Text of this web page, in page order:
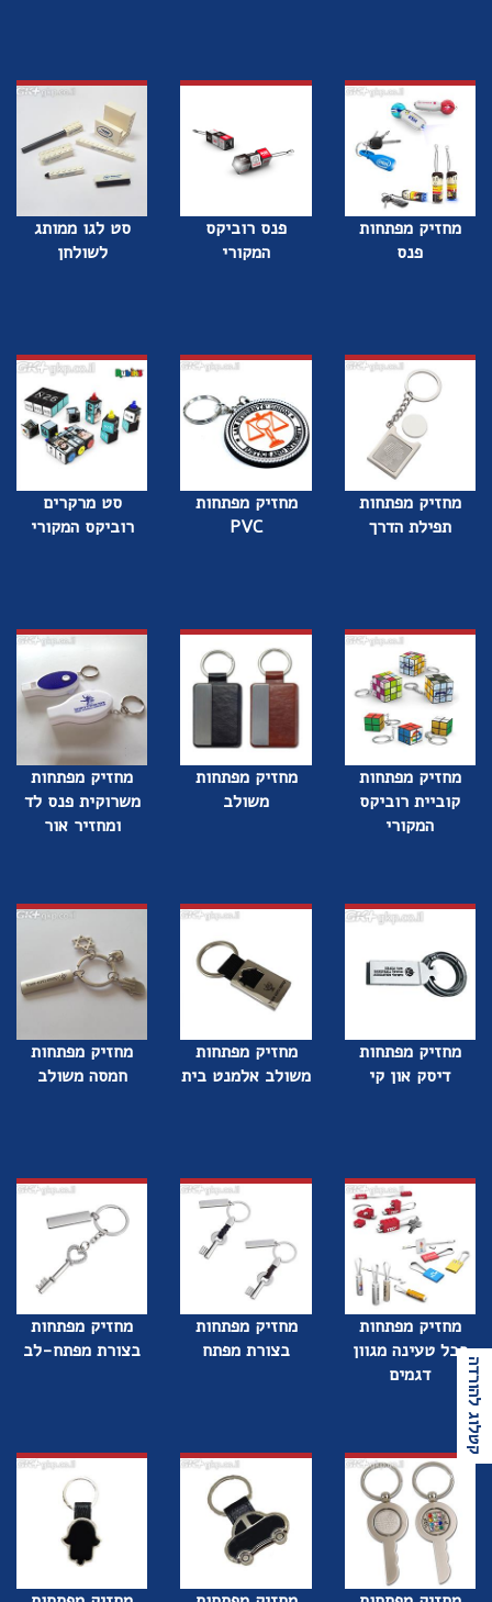
קטלוג להורדה
מחזיק מפתחות
פנס
פנס רוביקס
המקורי
סט לגו ממותג
לשולחן
מחזיק מפתחות
תפילת הדרך
מחזיק מפתחות
PVC
סט מרקרים
רוביקס המקורי
מחזיק מפתחות
קוביית רוביקס
המקורי
מחזיק מפתחות
משולב
מחזיק מפתחות
משרוקית פנס לד
ומחזיר אור
מחזיק מפתחות
דיסק און קי
מחזיק מפתחות
משולב אלמנט בית
מחזיק מפתחות
חמסה משולב
מחזיק מפתחות
כבל טעינה מגוון
דגמים
מחזיק מפתחות
בצורת מפתח
מחזיק מפתחות
בצורת מפתח-לב